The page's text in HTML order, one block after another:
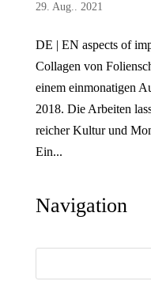
29. Aug.. 2021
DE | EN aspects of
Collagen von
einem einmonatigen
2018. Die Arbeiten
reicher Kultur und
Ein...
Navigation